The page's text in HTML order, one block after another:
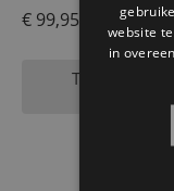
€ 99,95
Toevoegen aan
website
in